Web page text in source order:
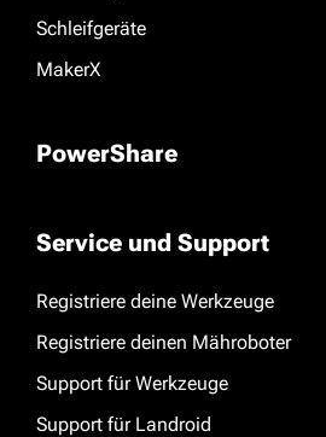
Schleifgeräte
MakerX
PowerShare
Service und Support
Registriere deine Werkzeuge
Registriere deinen Mähroboter
Support für Werkzeuge
Support für Landroid